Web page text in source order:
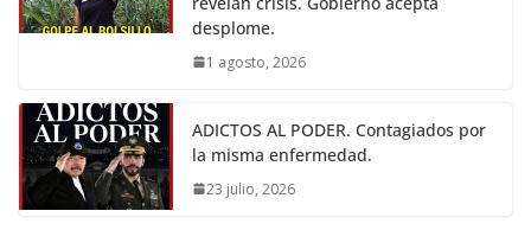
desplome.
1 agosto, 2026
ADICTOS AL PODER. Contagiados por
la misma enfermedad.
23 julio, 2026